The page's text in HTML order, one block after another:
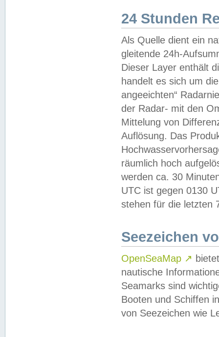
24 Stunden
Als Quelle dient ein
gleitende 24h-
Dieser Layer enthält
handelt es sich um
angeeichten“
der Radar- mit den
Mittelung von
Auflösung. Das
räumlich hoch
werden ca. 30
UTC ist gegen 0130
stehen für die letzten
Seezeichen
OpenSeaMap ↗
nautische
Seamarks sind
Booten und Schiffen
von Seezeichen wie